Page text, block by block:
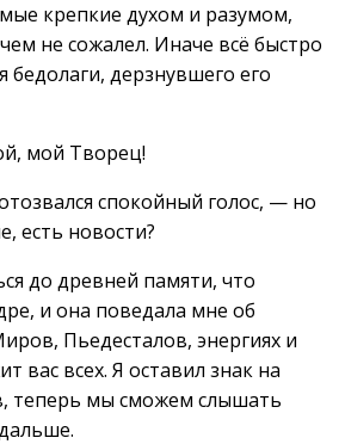
крепкие духом и разумом,
не сожалел. Иначе всё быстро
бедолаги, дерзнувшего его
мой Творец!
спокойный голос, — но
есть новости?
до древней памяти, что
и она поведала мне об
Пьедесталов, энергиях и
вас всех. Я оставил знак на
теперь мы сможем слышать